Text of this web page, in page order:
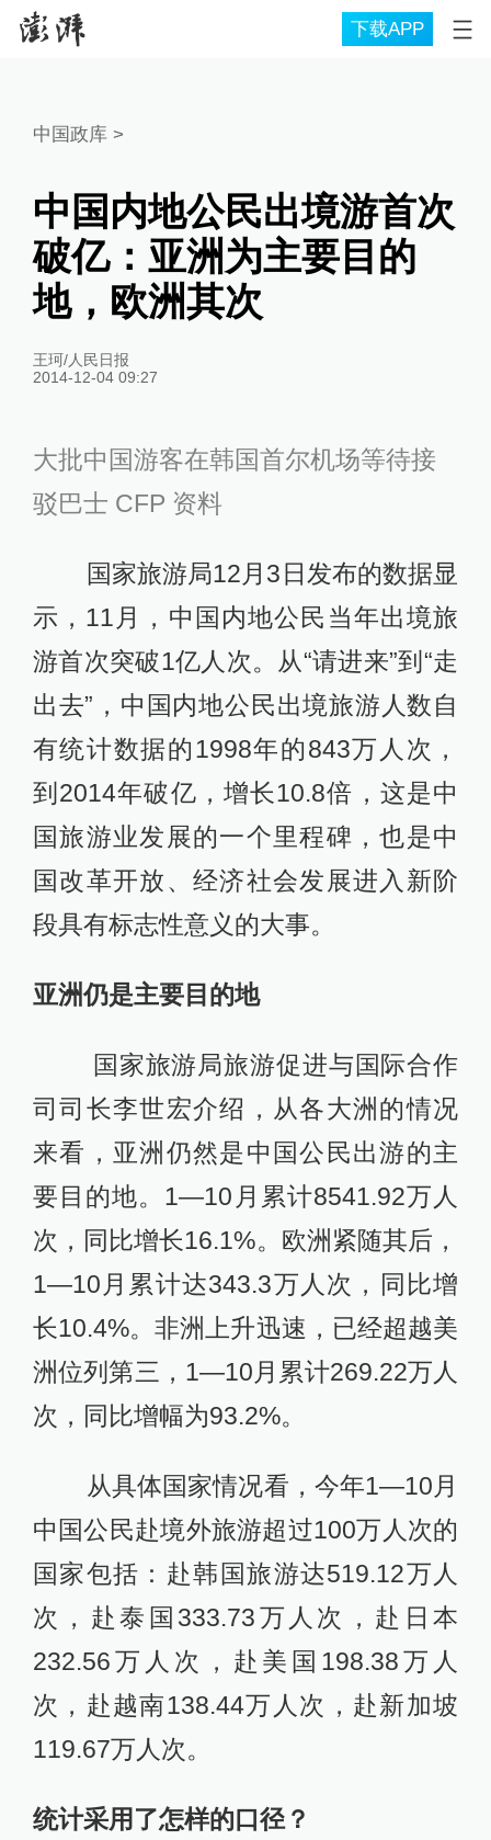
下载APP
中国政库 >
中国内地公民出境游首次
破亿：亚洲为主要目的
地，欧洲其次
王珂/人民日报
2014-12-04 09:27
大批中国游客在韩国首尔机场等待接
驳巴士 CFP 资料
国家旅游局12月3日发布的数据显
示，11月，中国内地公民当年出境旅
游首次突破1亿人次。从“请进来”到“走
出去”，中国内地公民出境旅游人数自
有统计数据的1998年的843万人次，
到2014年破亿，增长10.8倍，这是中
国旅游业发展的一个里程碑，也是中
国改革开放、经济社会发展进入新阶
段具有标志性意义的大事。
亚洲仍是主要目的地
国家旅游局旅游促进与国际合作
司司长李世宏介绍，从各大洲的情况
来看，亚洲仍然是中国公民出游的主
要目的地。1—10月累计8541.92万人
次，同比增长16.1%。欧洲紧随其后，
1—10月累计达343.3万人次，同比增
长10.4%。非洲上升迅速，已经超越美
洲位列第三，1—10月累计269.22万人
次，同比增幅为93.2%。
从具体国家情况看，今年1—10月
中国公民赴境外旅游超过100万人次的
国家包括：赴韩国旅游达519.12万人
次，赴泰国333.73万人次，赴日本
232.56万人次，赴美国198.38万人
次，赴越南138.44万人次，赴新加坡
119.67万人次。
统计采用了怎样的口径？